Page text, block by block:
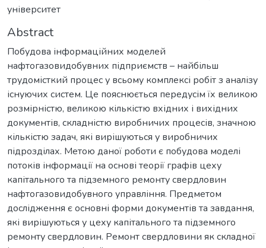
університет
Abstract
Побудова інформаційних моделей
нафтогазовидобувних підприємств – найбільш
трудомісткий процес у всьому комплексі робіт з аналізу
існуючих систем. Це пояснюється передусім їх великою
розмірністю, великою кількістю вхідних і вихідних
документів, складністю виробничих процесів, значною
кількістю задач, які вирішуються у виробничих
підрозділах. Метою даної роботи є побудова моделі
потоків інформації на основі теорії графів цеху
капітального та підземного ремонту свердловин
нафтогазовидобувного управління. Предметом
дослідження є основні форми документів та завдання,
які вирішуються у цеху капітального та підземного
ремонту свердловин. Ремонт свердловини як складної